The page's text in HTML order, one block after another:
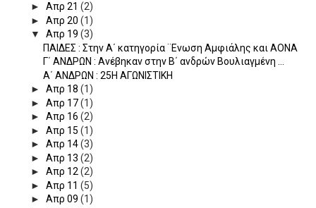
► Απρ 21 (2)
► Απρ 20 (1)
▼ Απρ 19 (3)
ΠΑΙΔΕΣ : Στην Α΄ κατηγορία ¨Ενωση Αμφιάλης και ΑΟΝΑ
Γ΄ ΑΝΔΡΩΝ : Ανέβηκαν στην Β΄ ανδρών Βουλιαγμένη ...
Α΄ ΑΝΔΡΩΝ : 25Η ΑΓΩΝΙΣΤΙΚΗ
► Απρ 18 (1)
► Απρ 17(1)
► Απρ 16 (2)
► Απρ 15 (1)
► Απρ 14(3)
► Απρ 13 (2)
► Απρ 12(2)
► Απρ 11 (5)
► Απρ 09 (1)